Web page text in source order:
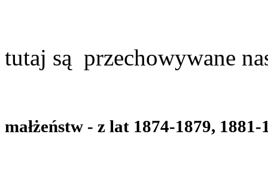
tutaj są przechowywane
małżeństw - z lat 1874-1879, 1881-